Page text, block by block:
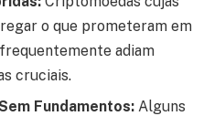
o que prometeram em
adiam
cruciais.
Fundamentos: Alguns